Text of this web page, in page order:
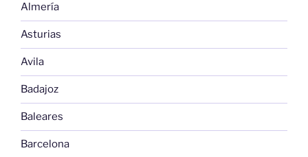
Almería
Asturias
Avila
Badajoz
Baleares
Barcelona